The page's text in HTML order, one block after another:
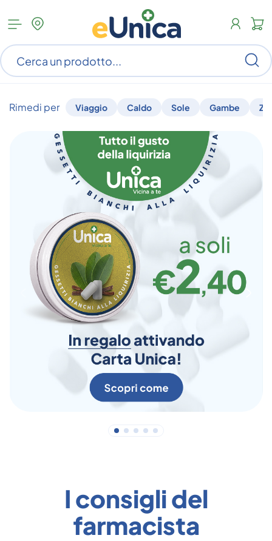
Apri
menu
categorie
Rimedi per Viaggio Caldo Sole Gambe
I consigli del
farmacista